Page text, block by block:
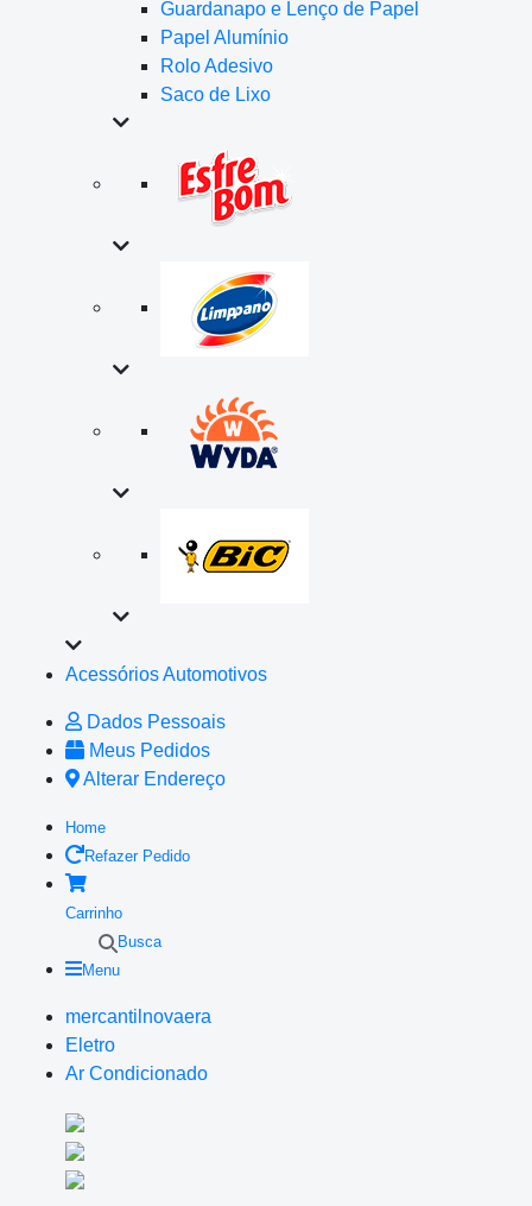
Guardanapo e Lenço de Papel
Papel Alumínio
Rolo Adesivo
Saco de Lixo
Acessórios Automotivos
Dados Pessoais
Meus Pedidos
Alterar Endereço
Home
Refazer Pedido
Carrinho
Busca
Menu
mercantilnovaera
Eletro
Ar Condicionado